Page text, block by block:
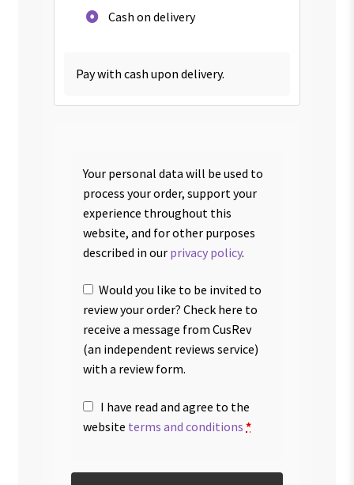
Cash on delivery
Pay with cash upon delivery.
Your personal data will be used to
process your order, support your
experience throughout this
website, and for other purposes
described in our privacy policy.
Would you like to be invited to
review your order? Check here to
receive a message from CusRev
(an independent reviews service)
with a review form.
I have read and agree to the
website terms and conditions *